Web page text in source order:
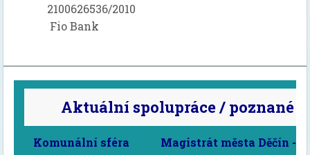
2100626536/2010
Fio Bank
Aktuální spolupráce / poznané
Komunální sféra Magistrát města Děčín -